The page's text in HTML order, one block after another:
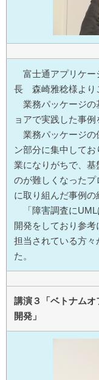
富士通アプリケ
長 森崎雅稔様より
業務パッケージの
ョアで実践した事例
業務パッケージの
ン部分に集中して
業になりがちで、
のが難しくなった
に取り組んだ事例の
「障害調査にUML
開発をしており参
担当されている方
た。
講演３「ベトナム
開発」